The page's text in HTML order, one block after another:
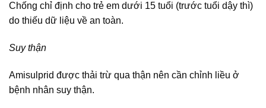
Chống chỉ định cho trẻ em dưới 15 tuổi (trước tuổi dậy thì)
do thiếu dữ liệu về an toàn.
Suy thận
Amisulprid được thải trừ qua thận nên cần chỉnh liều ở
bệnh nhân suy thận.